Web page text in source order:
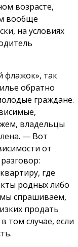
возрасте,
вообще
на условиях
флажок», так
обратно
граждане.
владельцы
— Вот
от
где
родных либо
спрашиваем,
продать
том случае, если